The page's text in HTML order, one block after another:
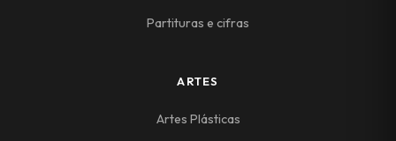
Partituras e cifras
ARTES
Artes Plásticas